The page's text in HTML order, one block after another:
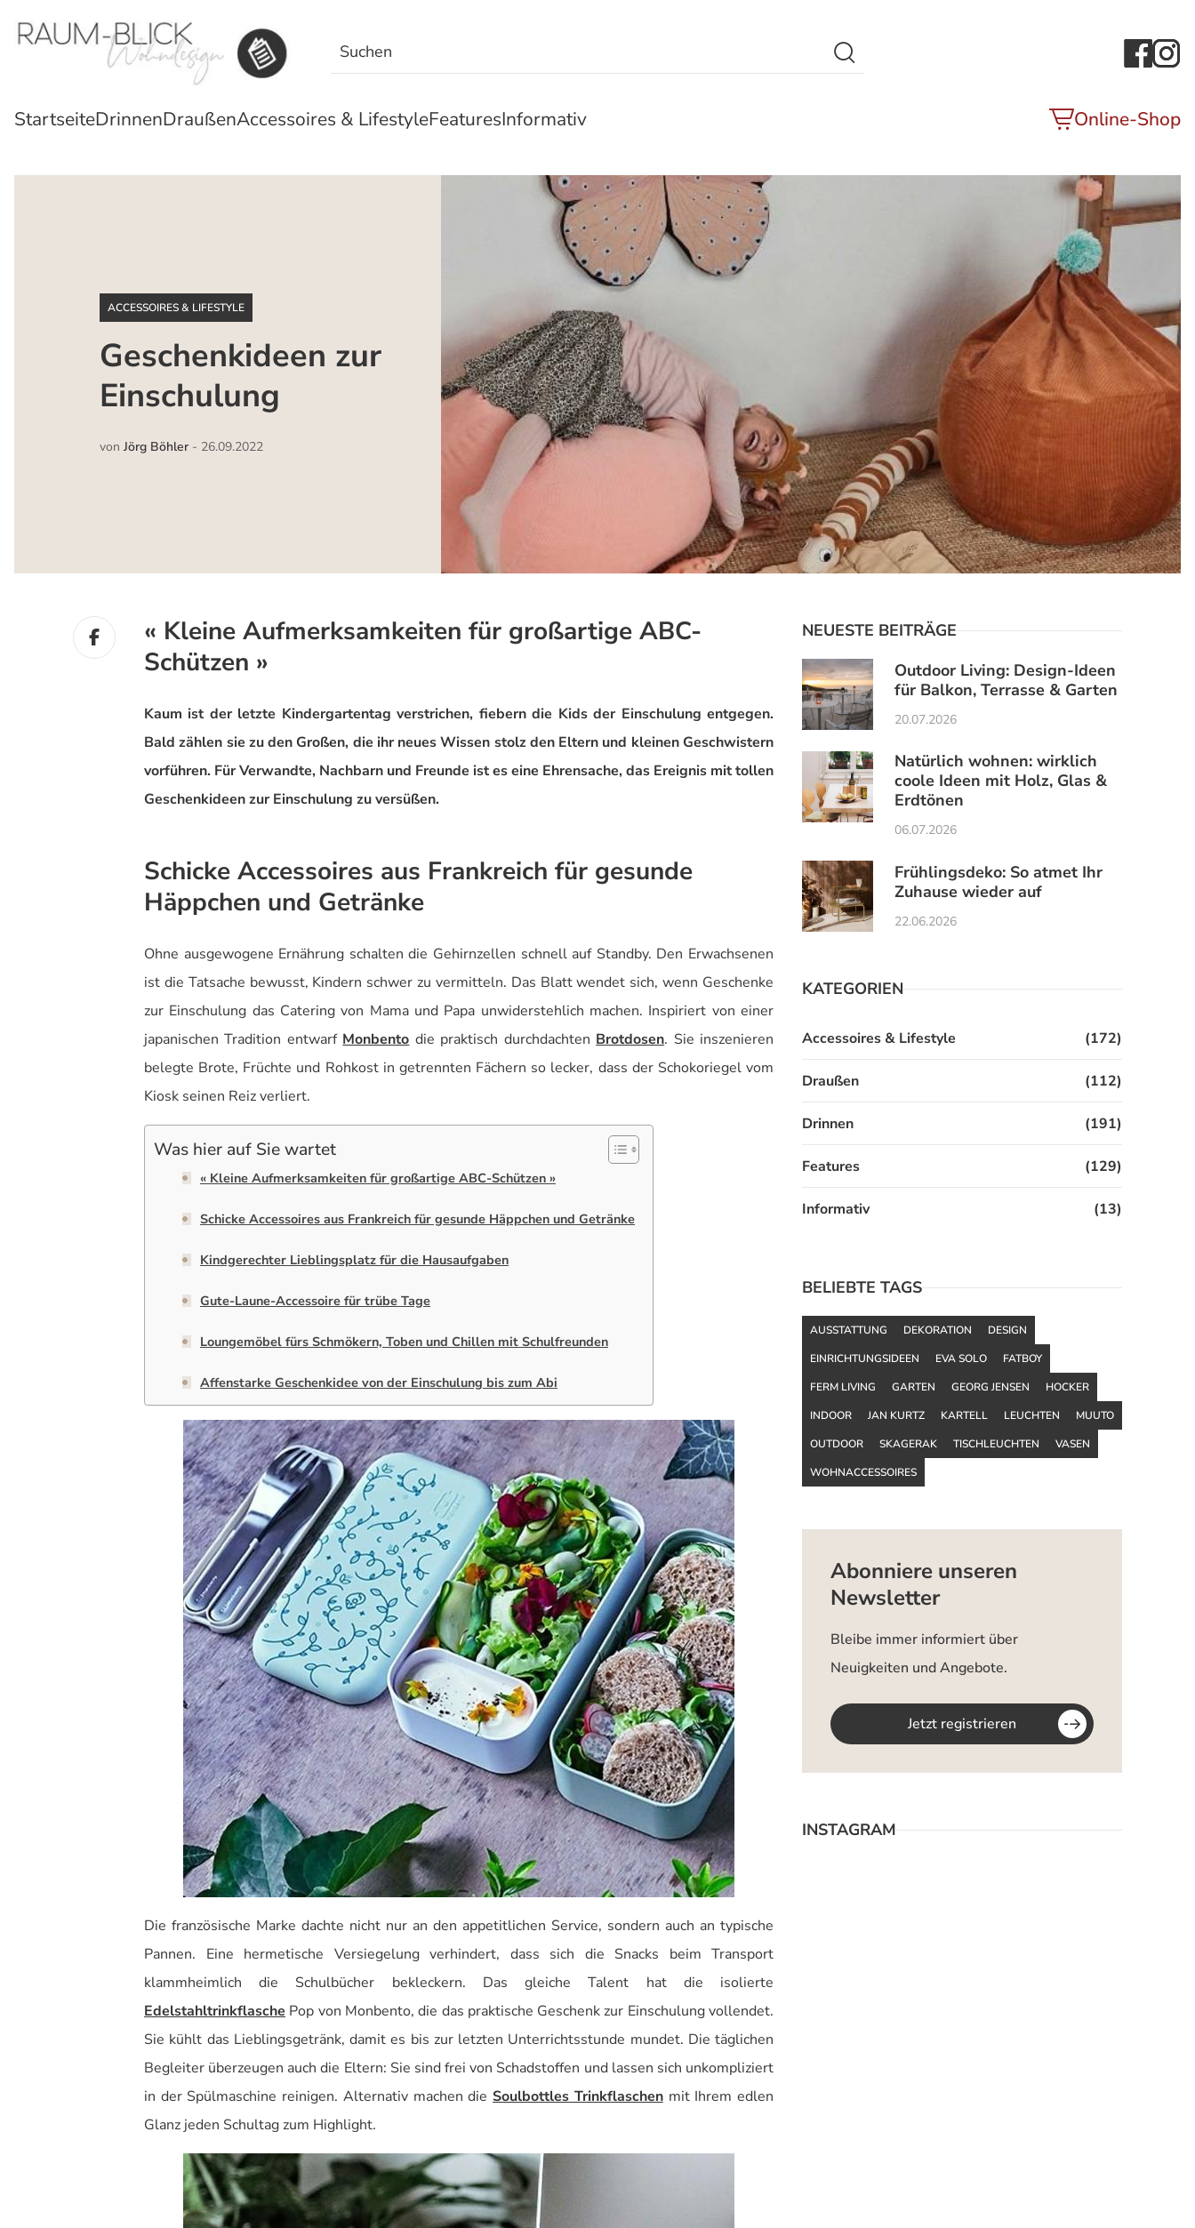
for:
StartseiteDrinnenDraußenAccessoires & LifestyleFeaturesInformativ Online-Shop
ACCESSOIRES & LIFESTYLE
Geschenkideen zur
Einschulung
von Jörg Böhler - 26.09.2022
« Kleine Aufmerksamkeiten für großartige ABC-
Schützen »
Kaum ist der letzte Kindergartentag verstrichen, fiebern die Kids der Einschulung entgegen.
Bald zählen sie zu den Großen, die ihr neues Wissen stolz den Eltern und kleinen Geschwistern
vorführen. Für Verwandte, Nachbarn und Freunde ist es eine Ehrensache, das Ereignis mit tollen
Geschenkideen zur Einschulung zu versüßen.
Schicke Accessoires aus Frankreich für gesunde
Häppchen und Getränke
Ohne ausgewogene Ernährung schalten die Gehirnzellen schnell auf Standby. Den Erwachsenen
ist die Tatsache bewusst, Kindern schwer zu vermitteln. Das Blatt wendet sich, wenn Geschenke
zur Einschulung das Catering von Mama und Papa unwiderstehlich machen. Inspiriert von einer
japanischen Tradition entwarf Monbento die praktisch durchdachten Brotdosen. Sie inszenieren
belegte Brote, Früchte und Rohkost in getrennten Fächern so lecker, dass der Schokoriegel vom
Kiosk seinen Reiz verliert.
Was hier auf Sie wartet
« Kleine Aufmerksamkeiten für großartige ABC-Schützen »
Schicke Accessoires aus Frankreich für gesunde Häppchen und Getränke
Kindgerechter Lieblingsplatz für die Hausaufgaben
Gute-Laune-Accessoire für trübe Tage
Loungemöbel fürs Schmökern, Toben und Chillen mit Schulfreunden
Affenstarke Geschenkidee von der Einschulung bis zum Abi
Die französische Marke dachte nicht nur an den appetitlichen Service, sondern auch an typische
Pannen. Eine hermetische Versiegelung verhindert, dass sich die Snacks beim Transport
klammheimlich die Schulbücher bekleckern. Das gleiche Talent hat die isolierte
Edelstahltrinkflasche Pop von Monbento, die das praktische Geschenk zur Einschulung vollendet.
Sie kühlt das Lieblingsgetränk, damit es bis zur letzten Unterrichtsstunde mundet. Die täglichen
Begleiter überzeugen auch die Eltern: Sie sind frei von Schadstoffen und lassen sich unkompliziert
in der Spülmaschine reinigen. Alternativ machen die Soulbottles Trinkflaschenmit Ihrem edlen
Glanz jeden Schultag zum Highlight.
NEUESTE BEITRÄGE
Outdoor Living: Design-Ideen
für Balkon, Terrasse & Garten
20.07.2026
Natürlich wohnen: wirklich
coole Ideen mit Holz, Glas &
Erdtönen
06.07.2026
Frühlingsdeko: So atmet Ihr
Zuhause wieder auf
22.06.2026
KATEGORIEN
Accessoires & Lifestyle (172)
Draußen (112)
Drinnen (191)
Features (129)
Informativ (13)
BELIEBTE TAGS
AUSSTATTUNG DEKORATION
DESIGN
EINRICHTUNGSIDEEN
EVA SOLO
FATBOY
FERM LIVING
GARTEN GEORG JENSEN
HOCKER
INDOOR
JAN KURTZ KARTELL LEUCHTEN
MUUTO
OUTDOOR
SKAGERAK TISCHLEUCHTEN
VASEN
WOHNACCESSOIRES
Abonniere unseren
Newsletter
Bleibe immer informiert über
Neuigkeiten und Angebote.
Jetzt registrieren
INSTAGRAM